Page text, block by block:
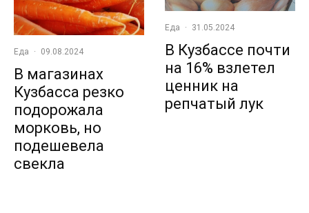
Еда · 09.08.2024
В магазинах
Кузбасса резко
подорожала
морковь, но
подешевела
свекла
Еда · 31.05.2024
В Кузбассе почти
на 16% взлетел
ценник на
репчатый лук